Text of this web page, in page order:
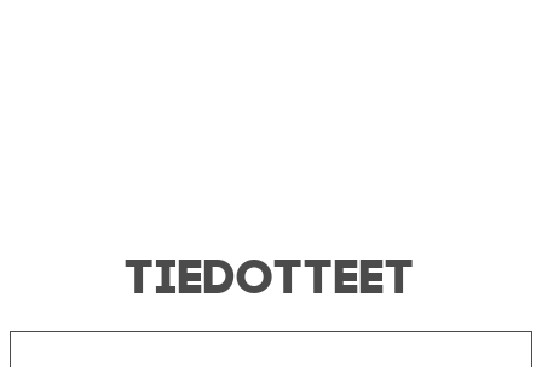
TIEDOTTEET